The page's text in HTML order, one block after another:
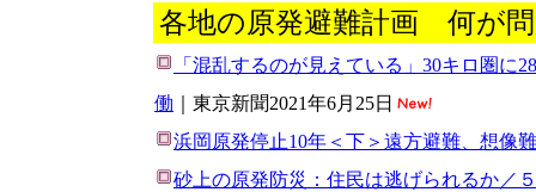
各地の原発避難計画 何が
「混乱するのが見えている」30キロ圏
働 ｜東京新聞2021年6月25日
浜岡原発停止10年＜下＞遠方避難、想像
砂上の原発防災：住民は逃げられるか